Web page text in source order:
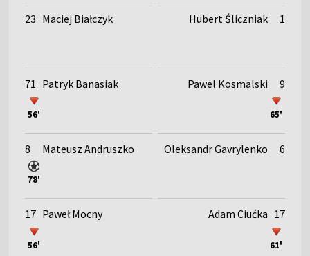
23 Maciej Białczyk
71 Patryk Banasiak
56'
8 Mateusz Andruszko
78'
17 Paweł Mocny
56'
Hubert Śliczniak 1
65'
Pawel Kosmalski 9
Oleksandr Gavrylenko 6
61'
Adam Ciućka 17